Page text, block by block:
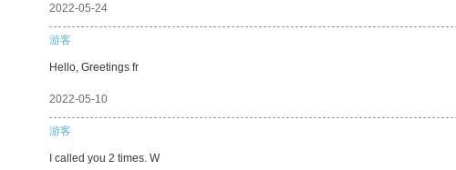
2022-05-24
游客
Hello, Greetings fr
2022-05-10
游客
I called you 2 times. W